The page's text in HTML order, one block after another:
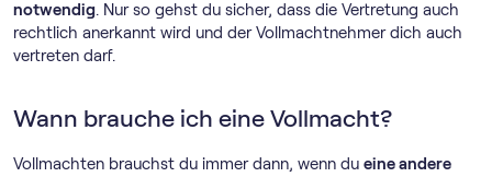
notwendig. Nur so gehst du sicher, dass die Vertretung auch
rechtlich anerkannt wird und der Vollmachtnehmer dich auch
vertreten darf.
Wann brauche ich eine Vollmacht?
Vollmachten brauchst du immer dann, wenn du eine andere